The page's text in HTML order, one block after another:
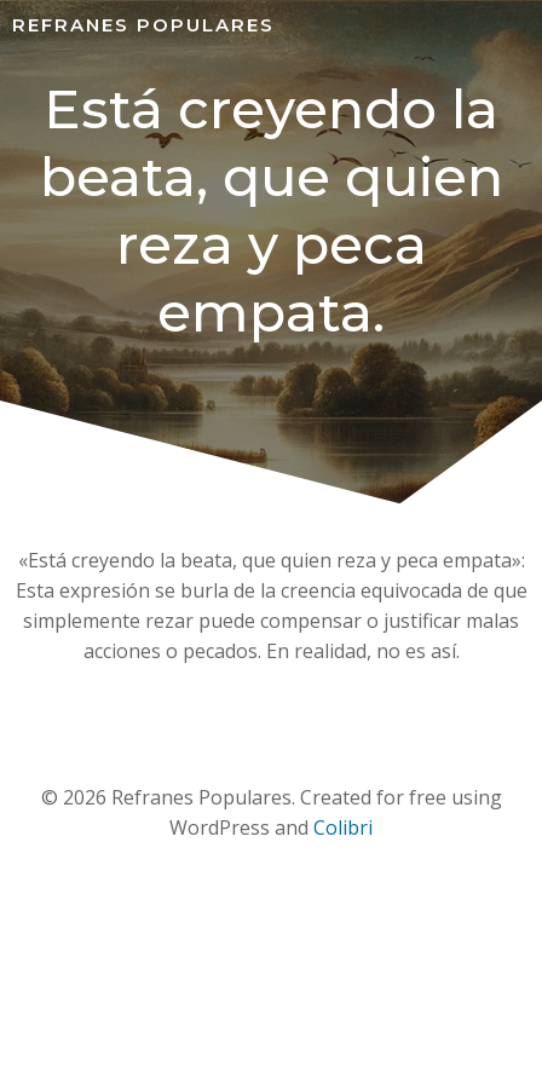
REFRANES POPULARES
Está creyendo la
beata, que quien
reza y peca
empata.
«Está creyendo la beata, que quien reza y peca empata»:
Esta expresión se burla de la creencia equivocada de que
simplemente rezar puede compensar o justificar malas
acciones o pecados. En realidad, no es así.
© 2026 Refranes Populares. Created for free using
WordPress and Colibri